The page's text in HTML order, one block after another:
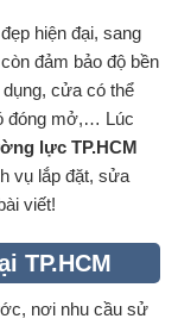
hiện đại, sang
đảm bảo độ bền
cửa có thể
đóng mở,… Lúc
lực TP.HCM
vụ lắp đặt, sửa
viết!
TP.HCM
nơi nhu cầu sử